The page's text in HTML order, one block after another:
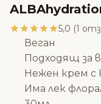
5,0 (1
Веган
Подходящ за
Нежен крем с
Има лек